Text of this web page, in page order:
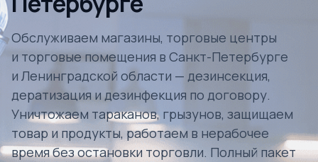
Обслуживаем магазины, торговые центры
и торговые помещения в Санкт-Петербурге
и Ленинградской области — дезинсекция,
дератизация и дезинфекция по договору.
Уничтожаем тараканов, грызунов, защищаем
товар и продукты, работаем в нерабочее
время без остановки торговли. Полный пакет